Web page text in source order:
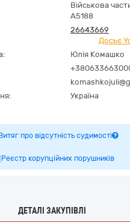
Військова
А5188
26643669
Досьє
Юлія Комашко
Україна
про відсутність судимості
Реєстр корупційних порушників
ДЕТАЛІ ЗАКУПІВЛІ